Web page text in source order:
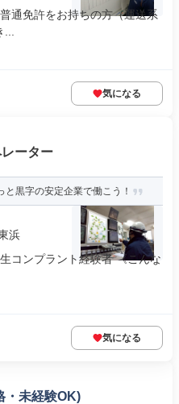
通免許をお持ちの方（運送系
気になる
ーター
黒字の安定企業で働こう！
浜
コンプラント経験者 《こんな
気になる
・未経験OK)